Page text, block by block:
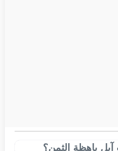
باهظة الثمن؟